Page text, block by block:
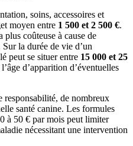
soins, accessoires et
moyen entre 1 500 et 2 500 €.
plus coûteuse à cause de
la durée de vie d’un
peut se situer entre 15 000 et 25
d’apparition d’éventuelles
responsabilité, de nombreux
santé canine. Les formules
à 50 € par mois peut limiter
nécessitant une intervention